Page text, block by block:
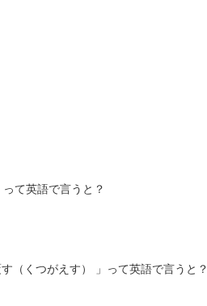
て英語で言うと？
（くつがえす） 」って英語で言うと？